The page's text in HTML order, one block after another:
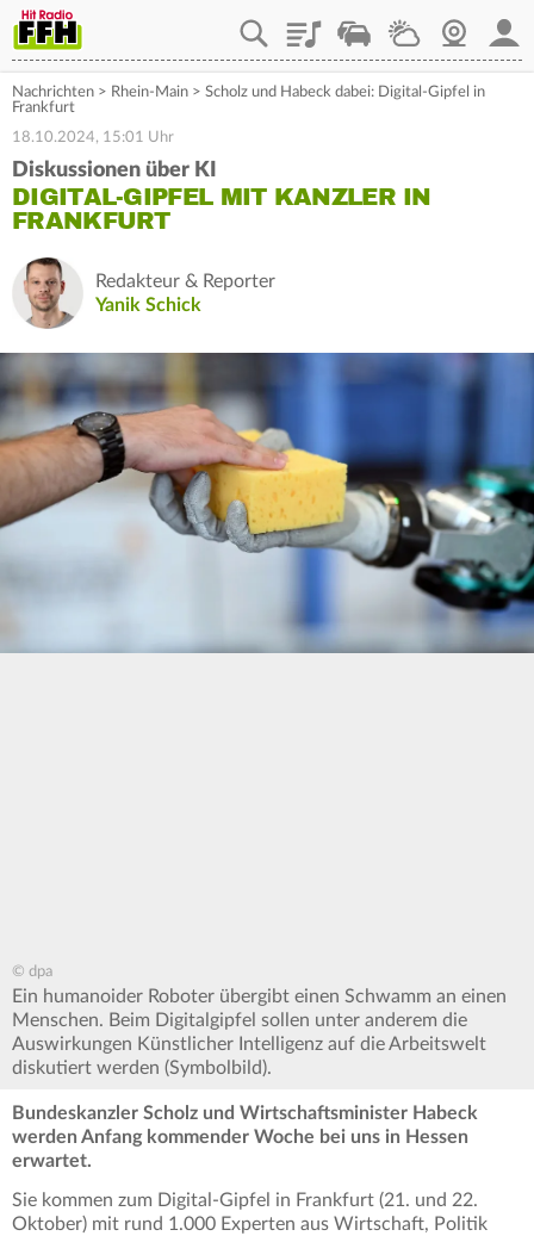
PlaylistStaupilotWetterWebcam
Nachrichten > Rhein-Main > Scholz und Habeck dabei: Digital-Gipfel in
Frankfurt
18.10.2024, 15:01 Uhr
Diskussionen über KI
DIGITAL-GIPFEL MIT KANZLER IN
FRANKFURT
Redakteur & Reporter
Yanik Schick
© dpa
Ein humanoider Roboter übergibt einen Schwamm an einen
Menschen. Beim Digitalgipfel sollen unter anderem die
Auswirkungen Künstlicher Intelligenz auf die Arbeitswelt
diskutiert werden (Symbolbild).
Bundeskanzler Scholz und Wirtschaftsminister Habeck
werden Anfang kommender Woche bei uns in Hessen
erwartet.
Sie kommen zum Digital-Gipfel in Frankfurt (21. und 22.
Oktober) mit rund 1.000 Experten aus Wirtschaft, Politik